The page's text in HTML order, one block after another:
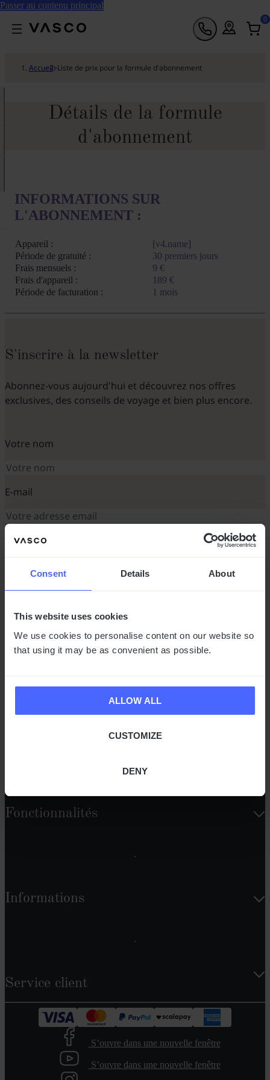
Consent Details About
This website uses cookies
We use cookies to personalise content on our website so
that using it may be as convenient as possible.
ALLOW ALL
CUSTOMIZE
DENY
Passer au contenu principal
0
Accueil>Liste de prix pour la formule d'abonnement
Détails de la formule
d'abonnement
INFORMATIONS SUR
L'ABONNEMENT :
Appareil :
[v4.name]
Période de gratuité :
30 premiers jours
Frais mensuels :
9 €
Frais d'appareil :
189 €
Période de facturation :
1 mois
S'inscrire à la newsletter
Abonnez-vous aujourd'hui et découvrez nos offres
exclusives, des conseils de voyage et bien plus encore.
Votre nom
E-mail
Espace client
Fonctionnalités
Informations
Service client
S’ouvre dans une nouvelle fenêtre
S’ouvre dans une nouvelle fenêtre